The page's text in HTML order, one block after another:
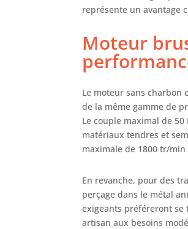
représente un avantage
Moteur
Le moteur sans charbon
de la même gamme de
Le couple maximal de
matériaux tendres et
maximale de 1800 tr/min
En revanche, pour des
perçage dans le métal
exigeants préféreront se
artisan aux besoins